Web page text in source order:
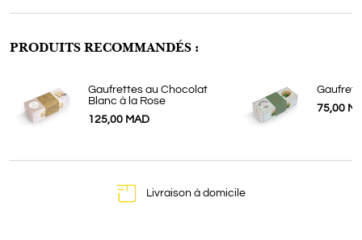
PRODUITS RECOMMANDÉS :
Gaufrettes au Chocolat
Blanc à la Rose
125,00 MAD
75,00
Livraison à domicile